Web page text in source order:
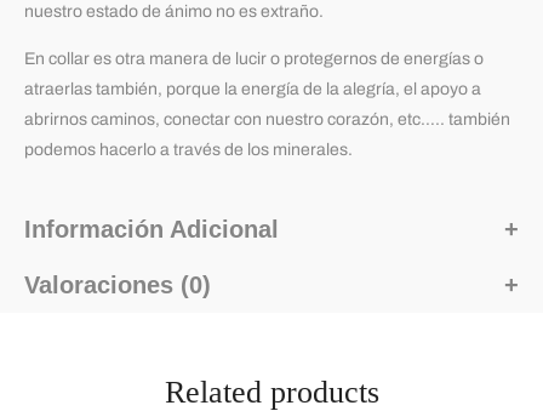
nuestro estado de ánimo no es extraño.
En collar es otra manera de lucir o protegernos de energías o
atraerlas también, porque la energía de la alegría, el apoyo a
abrirnos caminos, conectar con nuestro corazón, etc….. también
podemos hacerlo a través de los minerales.
Información Adicional
Valoraciones (0)
Related products